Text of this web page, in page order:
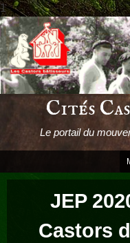
1
Passer
le
contenu
Cités
Le portail du
JEP
Castors